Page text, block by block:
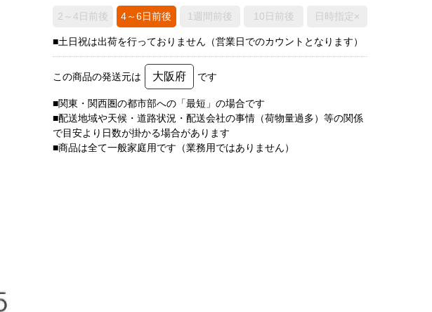
2～4日前後 4～6日前後 1週間前後 10日前後 日時指定×
■土日祝は出荷を行っておりません（営業日でのカウントとなります）
この商品の発送元は 大阪府 です
■関東・関西圏の都市部への「最短」の場合です
■配送地域や天候・道路状況・配送会社の事情（荷物量過多）等の関係
で目安より日数が掛かる場合があります
■商品は全て一般家庭用です（業務用ではありません）